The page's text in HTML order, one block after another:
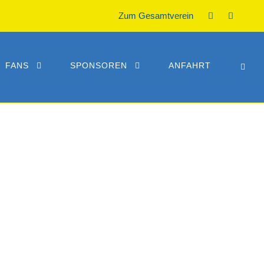
Zum Gesamtverein
FANS SPONSOREN ANFAHRT